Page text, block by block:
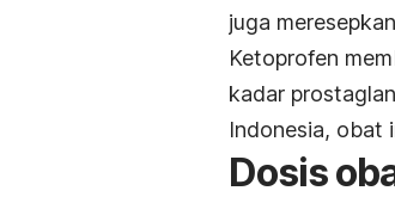
juga
Ketoprofen
kadar
Indonesia, obat
Dosis